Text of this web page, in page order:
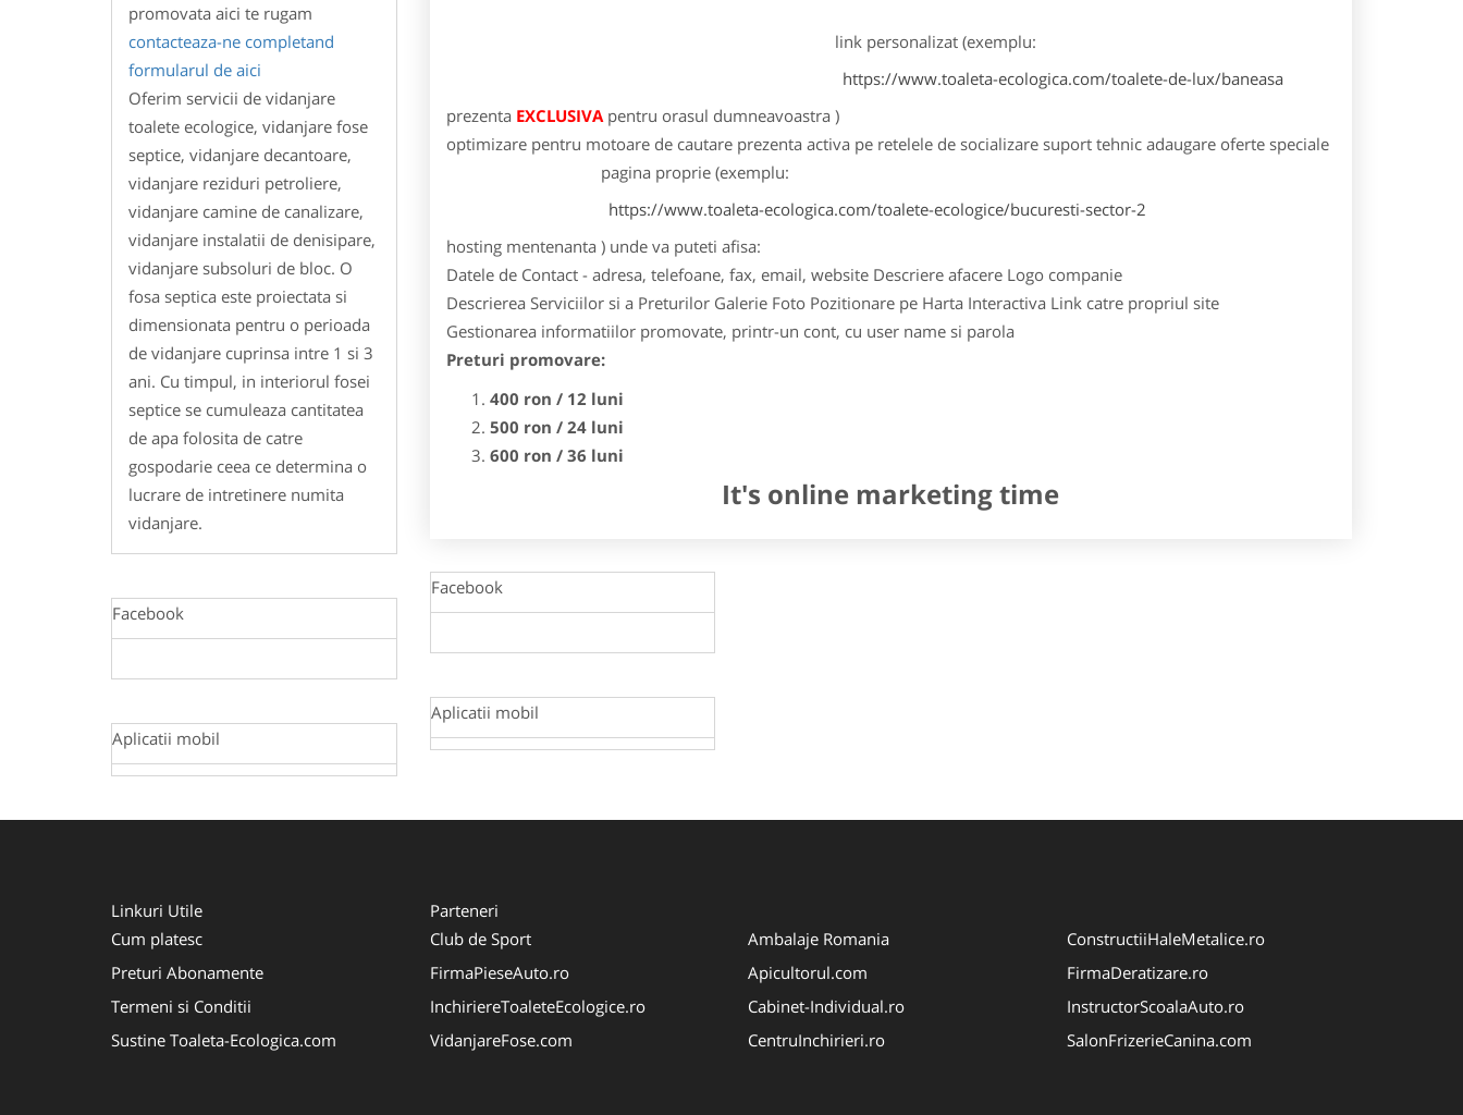
promovata aici te rugam
contacteaza-ne completand
formularul de aici
Oferim servicii de vidanjare
toalete ecologice, vidanjare fose
septice, vidanjare decantoare,
vidanjare reziduri petroliere,
vidanjare camine de canalizare,
vidanjare instalatii de denisipare,
vidanjare subsoluri de bloc. O
fosa septica este proiectata si
dimensionata pentru o perioada
de vidanjare cuprinsa intre 1 si 3
ani. Cu timpul, in interiorul fosei
septice se cumuleaza cantitatea
de apa folosita de catre
gospodarie ceea ce determina o
lucrare de intretinere numita
vidanjare.
Facebook
Aplicatii mobil
prezenta EXCLUSIVApentru orasul dumneavoastra
link personalizat (exemplu:
https://www.toaleta-ecologica.com/toalete-de-lux/baneasa
)
optimizare pentru motoare de cautare prezenta activa pe retelele de socializare suport tehnic adaugare oferte speciale
hosting mentenanta
pagina proprie (exemplu:
https://www.toaleta-ecologica.com/toalete-ecologice/bucuresti-sector-2
) unde va puteti afisa:
Datele de Contact - adresa, telefoane, fax, email, website Descriere afacere Logo companie
Descrierea Serviciilor si a Preturilor Galerie Foto Pozitionare pe Harta Interactiva Link catre propriul site
Gestionarea informatiilor promovate, printr-un cont, cu user name si parola
Preturi promovare:
400 ron / 12 luni
500 ron / 24 luni
600 ron / 36 luni
It's online marketing time
Facebook
Aplicatii mobil
Linkuri Utile
Cum platesc
Preturi Abonamente
Termeni si Conditii
Sustine Toaleta-Ecologica.com
Parteneri
Club de Sport
FirmaPieseAuto.ro
InchiriereToaleteEcologice.ro
VidanjareFose.com
Ambalaje Romania
Apicultorul.com
Cabinet-Individual.ro
CentruInchirieri.ro
ConstructiiHaleMetalice.ro
FirmaDeratizare.ro
InstructorScoalaAuto.ro
SalonFrizerieCanina.com